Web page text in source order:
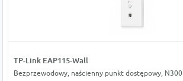
TP-Link EAP115-Wall
Bezprzewodowy, naścienny punkt dostępowy, N300